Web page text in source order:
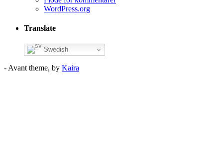
WordPress.org
Translate
Swedish
- Avant theme, by Kaira